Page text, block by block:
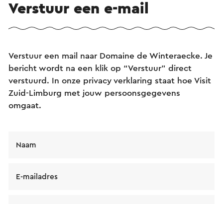
Verstuur een e-mail
Verstuur een mail naar Domaine de Winteraecke. Je
bericht wordt na een klik op “Verstuur” direct
verstuurd. In onze privacy verklaring staat hoe Visit
Zuid-Limburg met jouw persoonsgegevens
omgaat.
Naam
E-mailadres